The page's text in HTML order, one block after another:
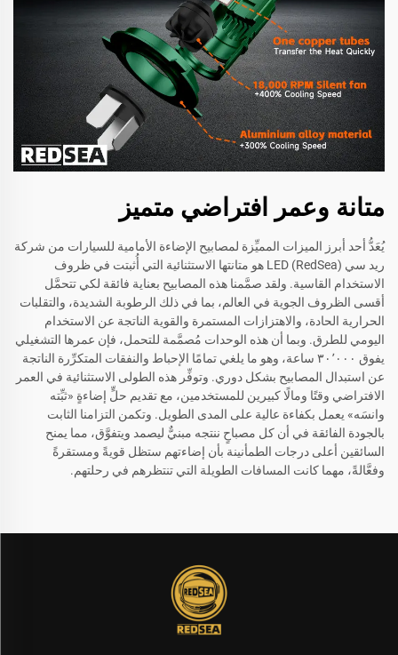
متانة وعمر افتراضي متميز
يُعَدُّ أحد أبرز الميزات المميِّزة لمصابيح الإضاءة الأمامية للسيارات من شركة
ريد سي (RedSea) LED هو متانتها الاستثنائية التي أُثبتت في ظروف
الاستخدام القاسية. ولقد صمَّمنا هذه المصابيح بعناية فائقة لكي تتحمَّل
أقسى الظروف الجوية في العالم، بما في ذلك الرطوبة الشديدة، والتقلبات
الحرارية الحادة، والاهتزازات المستمرة والقوية الناتجة عن الاستخدام
اليومي للطرق. وبما أن هذه الوحدات مُصمَّمة للتحمل، فإن عمرها التشغيلي
يفوق ٣٠٬٠٠٠ ساعة، وهو ما يلغي تمامًا الإحباط والنفقات المتكرِّرة الناتجة
عن استبدال المصابيح بشكل دوري. وتوفِّر هذه الطولى الاستثنائية في العمر
الافتراضي وقتًا ومالًا كبيرين للمستخدمين، مع تقديم حلٍّ إضاءةٍ «ثبِّته
وانسَه» يعمل بكفاءة عالية على المدى الطويل. وتكمن التزامنا الثابت
بالجودة الفائقة في أن كل مصباحٍ ننتجه مبنيٌّ ليصمد ويتفوَّق، مما يمنح
السائقين أعلى درجات الطمأنينة بأن إضاءتهم ستظل قويةً ومستقرةً
وفعَّالةً، مهما كانت المسافات الطويلة التي تنتظرهم في رحلتهم.